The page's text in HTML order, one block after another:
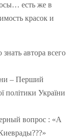
есть же в
красок и
автора всего
– Перший
політики України
вопрос : «А